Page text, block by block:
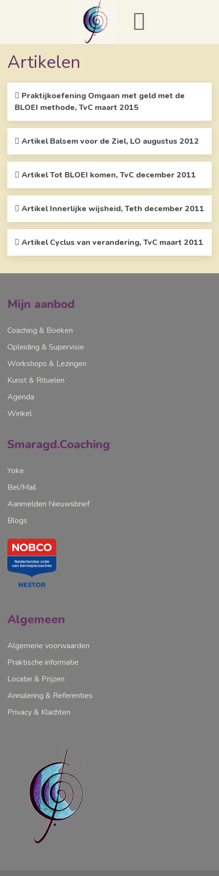
Artikelen
Praktijkoefening Omgaan met geld met de
BLOEI methode, TvC maart 2015
Artikel Balsem voor de Ziel, LO augustus 2012
Artikel Tot BLOEI komen, TvC december 2011
Artikel Innerlijke wijsheid, Teth december 2011
Artikel Cyclus van verandering, TvC maart 2011
Mijn aanbod
Coaching & Boeken
Opleiding & Supervisie
Workshops & Lezingen
Kunst & Rituelen
Agenda
Winkel
Smaragd.Coaching
Yoke
Bel/Mail
Aanmelden Nieuwsbrief
Blogs
Algemeen
Algemene voorwaarden
Praktische informatie
Locatie & Prijzen
Annulering & Referenties
Privacy & Klachten